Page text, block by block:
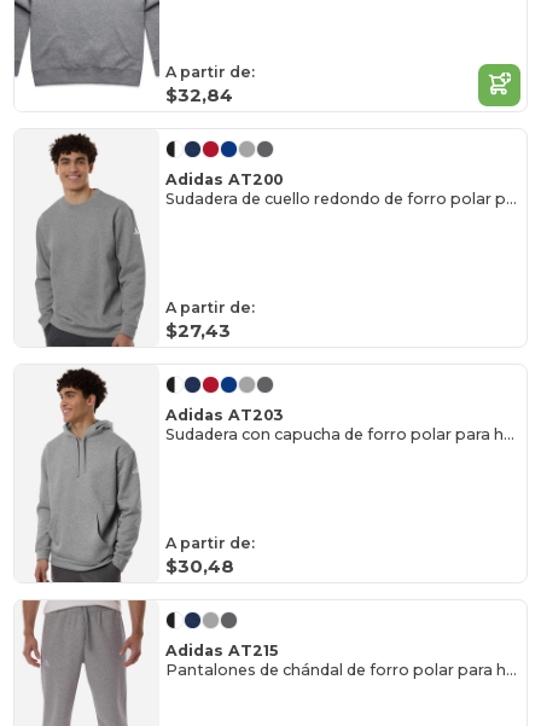
A partir de:
$32,84
Adidas AT200
Sudadera de cuello redondo de forro polar para hombre
A partir de:
$27,43
Adidas AT203
Sudadera con capucha de forro polar para hombre
A partir de:
$30,48
Adidas AT215
Pantalones de chándal de forro polar para hombre